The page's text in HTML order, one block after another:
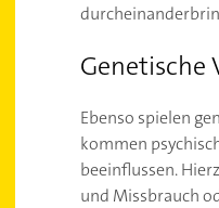
Genetische
Ebenso spielen
kommen
beeinflussen.
und Missbrauch